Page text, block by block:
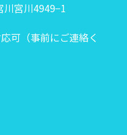
川宮川4949−1
可（事前にご連絡く